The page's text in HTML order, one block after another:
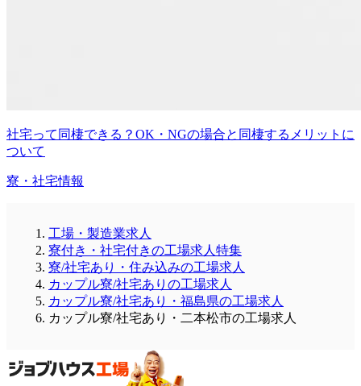
社宅って同棲できる？OK・NGの場合と同棲するメリットに
ついて
寮・社宅情報
工場・製造業求人
寮付き・社宅付きの工場求人特集
寮/社宅あり・住み込みの工場求人
カップル寮/社宅ありの工場求人
カップル寮/社宅あり・福島県の工場求人
カップル寮/社宅あり・二本松市の工場求人